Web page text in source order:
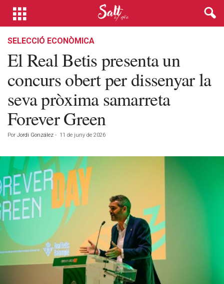
SELECCIÓ ECONÒMICA
El Real Betis presenta un
concurs obert per dissenyar la
seva pròxima samarreta
Forever Green
Por Jordi González - 11 de juny de 2026